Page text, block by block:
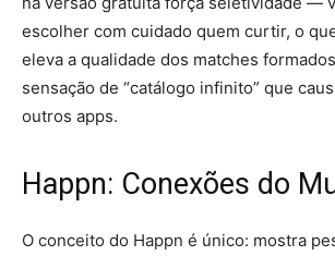
escolher com cuidado quem curtir, o
eleva a qualidade dos matches
sensação de “catálogo infinito” que
outros apps.
Happn: Conexões do
O conceito do Happn é único: mostra